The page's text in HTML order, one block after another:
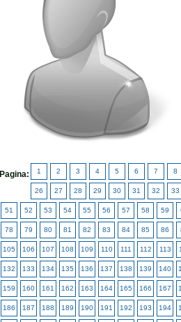
Pagina: 1 2 3 4 5 6 7 8
26 27 28 29 30 31 32 33
51 52 53 54 55 56 57 58 59
78 79 80 81 82 83 84 85 86
105 106 107 108 109 110 111 112 113
132 133 134 135 136 137 138 139 140
159 160 161 162 163 164 165 166 167
186 187 188 189 190 191 192 193 194